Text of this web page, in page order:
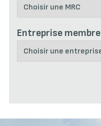
Entreprise membre